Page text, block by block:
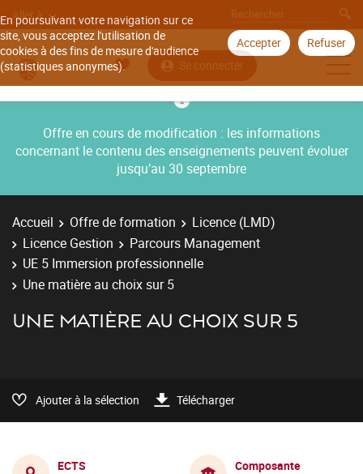
En poursuivant votre navigation sur ce
site, vous acceptez l'utilisation de
cookies à des fins de mesure d'audience
(statistiques anonymes).
Accepter Refuser
Aller à
Se connecter
Offre en cours de modification : les informations
concernant le contenu des enseignements peuvent évoluer
jusqu’au 30 septembre
Accueil Offre de formation
Licence (LMD)
Licence Gestion
Parcours Management
UE 5 Immersion professionnelle
Une matière au choix sur 5
UNE MATIÈRE AU CHOIX SUR 5
Ajouter à la sélection Télécharger
ECTS
Composante